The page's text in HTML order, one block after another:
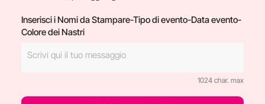
Inserisci i Nomi da Stampare-Tipo di evento-Data evento-
Colore dei Nastri
1024 char. max